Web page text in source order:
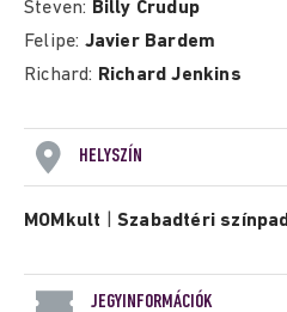
Steven: Billy Crudup
Felipe: Javier Bardem
Richard: Richard Jenkins
HELYSZÍN
MOMkult |Szabadtéri színpad
JEGYINFORMÁCIÓK